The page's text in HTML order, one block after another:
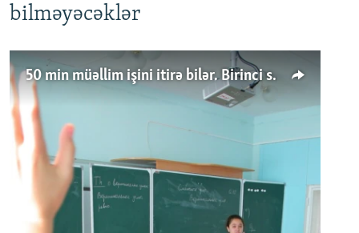
bilməyəcəklər
50 min müəllim işini itirə bilər. Birinci sinfə gedənlər azalır